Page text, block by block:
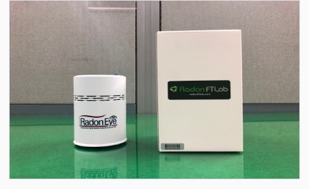
땅속 수분이 녹아 지반이 약해지고, 씽크홀과 지반 침하 등이 발생할 수 있어 급
경사지와 옹벽석축, 건설공사장에 대한 안전점검과 예찰활동 등 안전관리에
만전을 꾀할 예정이다. 또한 안전사고가 우려되는 위협요소에 대해서는 안전
신문고 앱이나 유선,방문 신고를 통해 사전에 제거해 나가기로 했다. 완주군
은 민선7기 5대 핵심정책의 하나로 ‘으뜸안전도시’를 설정하고 군민 모두가 불
의의 사고로부터 보호받고 안전한 삶을 누릴 수 있도록 다양한 대책을 추진해
왔다. 특히, 올해는 범죄 취약지역과 주정차단속 사업에 5억4000만원의 예산
을 투입, 총 27개소에 CCTV 53대를 설치해 통합관제센터에서 운영하기로 했
다. 박성일 완주군수는 “주민의 안전은 삶의 질과 직결되는 것으로 이번 해빙
기 안전점검을 비롯해 미세먼지 대책, 의료서비스, 교통안전, 생태환경 조성 등
다양한 분야의 정책을 추진하겠다”고 말했다. <담당부서 건축과 290-2874>